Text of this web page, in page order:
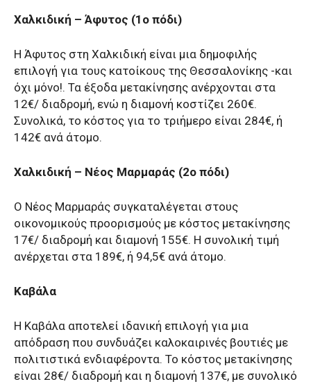
Χαλκιδική – Άφυτος (1ο πόδι)
Η Άφυτος στη Χαλκιδική είναι μια δημοφιλής
επιλογή για τους κατοίκους της Θεσσαλονίκης -και
όχι μόνο!. Τα έξοδα μετακίνησης ανέρχονται στα
12€/ διαδρομή, ενώ η διαμονή κοστίζει 260€.
Συνολικά, το κόστος για το τριήμερο είναι 284€, ή
142€ ανά άτομο.
Χαλκιδική – Νέος Μαρμαράς (2ο πόδι)
Ο Νέος Μαρμαράς συγκαταλέγεται στους
οικονομικούς προορισμούς με κόστος μετακίνησης
17€/ διαδρομή και διαμονή 155€. Η συνολική τιμή
ανέρχεται στα 189€, ή 94,5€ ανά άτομο.
Καβάλα
Η Καβάλα αποτελεί ιδανική επιλογή για μια
απόδραση που συνδυάζει καλοκαιρινές βουτιές με
πολιτιστικά ενδιαφέροντα. Το κόστος μετακίνησης
είναι 28€/ διαδρομή και η διαμονή 137€, με συνολικό